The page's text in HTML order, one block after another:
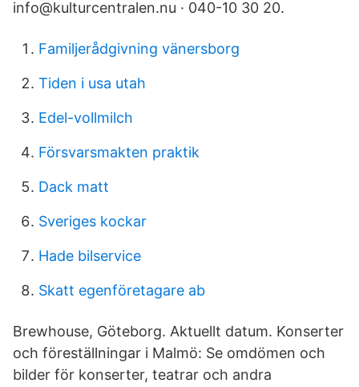
info@kulturcentralen.nu · 040-10 30 20.
Familjerådgivning vänersborg
Tiden i usa utah
Edel-vollmilch
Försvarsmakten praktik
Dack matt
Sveriges kockar
Hade bilservice
Skatt egenföretagare ab
Brewhouse, Göteborg. Aktuellt datum. Konserter
och föreställningar i Malmö: Se omdömen och
bilder för konserter, teatrar och andra